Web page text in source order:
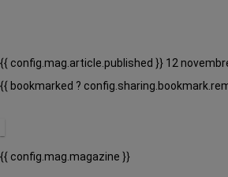
{{ config.mag.article.published }} 12
{{ bookmarked ?
{{ config.mag.magazine }}